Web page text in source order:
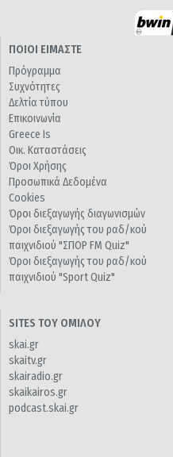
ΠΟΙΟΙ ΕΙΜΑΣΤΕ
Πρόγραμμα
Συχνότητες
Δελτία τύπου
Επικοινωνία
Greece Is
Οικ. Καταστάσεις
Όροι Χρήσης
Προσωπικά Δεδομένα
Cookies
Όροι διεξαγωγής διαγωνισμών
Όροι διεξαγωγής του ραδ/κού
παιχνιδιού "ΣΠΟΡ FM Quiz"
Όροι διεξαγωγής του ραδ/κού
παιχνιδιού "Sport Quiz"
SITES ΤΟΥ ΟΜΙΛΟΥ
skai.gr
skaitv.gr
skairadio.gr
skaikairos.gr
podcast.skai.gr